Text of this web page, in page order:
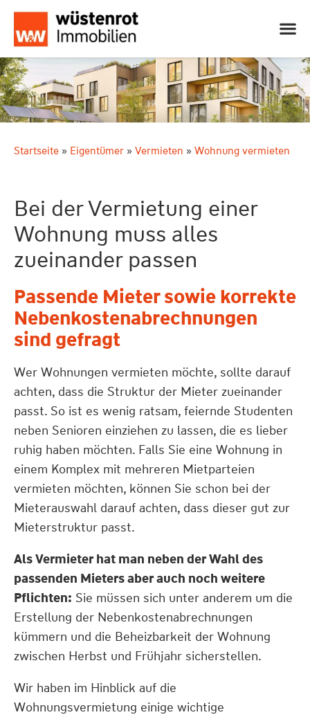
Startseite » Eigentümer » Vermieten » Wohnung vermieten
Bei der Vermietung einer
Wohnung muss alles
zueinander passen
Passende Mieter sowie korrekte
Nebenkostenabrechnungen
sind gefragt
Wer Wohnungen vermieten möchte, sollte darauf
achten, dass die Struktur der Mieter zueinander
passt. So ist es wenig ratsam, feiernde Studenten
neben Senioren einziehen zu lassen, die es lieber
ruhig haben möchten. Falls Sie eine Wohnung in
einem Komplex mit mehreren Mietparteien
vermieten möchten, können Sie schon bei der
Mieterauswahl darauf achten, dass dieser gut zur
Mieterstruktur passt.
Als Vermieter hat man neben der Wahl des
passenden Mieters aber auch noch weitere
Pflichten: Sie müssen sich unter anderem um die
Erstellung der Nebenkostenabrechnungen
kümmern und die Beheizbarkeit der Wohnung
zwischen Herbst und Frühjahr sicherstellen.
Wir haben im Hinblick auf die
Wohnungsvermietung einige wichtige